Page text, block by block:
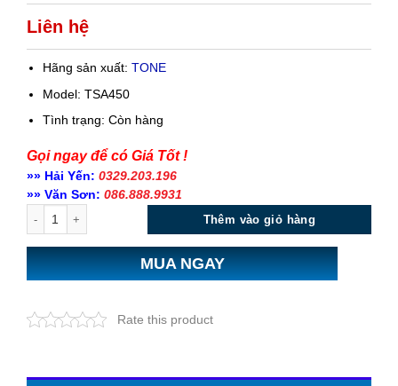
Liên hệ
Hãng sản xuất: TONE
Model: TSA450
Tình trạng: Còn hàng
Gọi ngay để có Giá Tốt !
»» Hải Yến: 0329.203.196
»» Văn Sơn: 086.888.9931
Thêm vào giỏ hàng
MUA NGAY
Rate this product